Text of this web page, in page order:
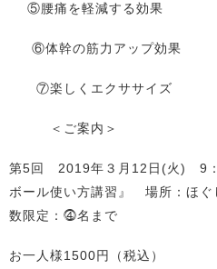
⑤腰痛を軽減する効果
⑥体幹の筋力アップ効果
⑦楽しくエクササイズ
＜ご案内＞
第5回 2019年３月12日(火) 9
ボール使い方講習』 場所：ほ
数限定：⓸名まで
お一人様1500円（税込